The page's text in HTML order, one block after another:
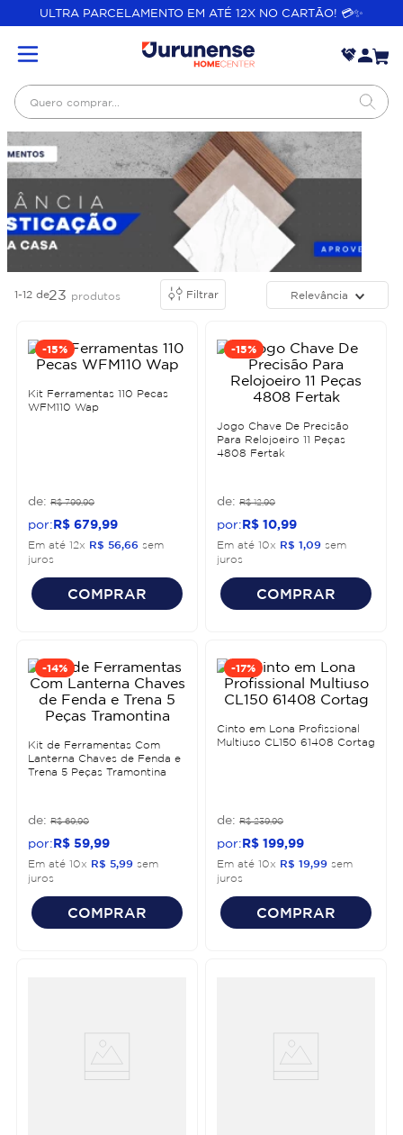
ULTRA PARCELAMENTO EM ATÉ 12X NO CARTÃO! 💳✨
Quero comprar...
1-12 de23 produtos Filtrar Relevância
-15%
Kit Ferramentas 110 Pecas
WFM110 Wap
R$ 799,90
R$ 679 99
Em até 12x R$ 56 66 sem
juros
COMPRAR
-15%
Jogo Chave De Precisão
Para Relojoeiro 11 Peças
4808 Fertak
R$ 12,90
R$ 10 99
Em até 10x R$ 1 09 sem
juros
COMPRAR
-14%
Kit de Ferramentas Com
Lanterna Chaves de Fenda e
Trena 5 Peças Tramontina
R$ 69,90
R$ 59 99
Em até 10x R$ 5 99 sem
juros
COMPRAR
-17%
Cinto em Lona Profissional
Multiuso CL150 61408 Cortag
R$ 239,90
R$ 199 99
Em até 10x R$ 19 99 sem
juros
COMPRAR